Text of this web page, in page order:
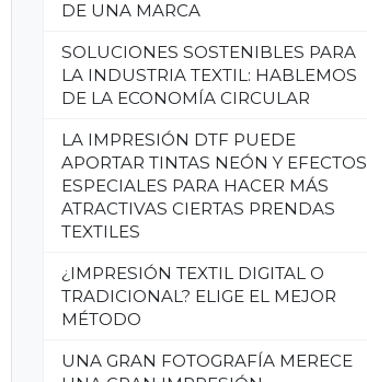
DE UNA MARCA
SOLUCIONES SOSTENIBLES PARA
LA INDUSTRIA TEXTIL: HABLEMOS
DE LA ECONOMÍA CIRCULAR
LA IMPRESIÓN DTF PUEDE
APORTAR TINTAS NEÓN Y EFECTOS
ESPECIALES PARA HACER MÁS
ATRACTIVAS CIERTAS PRENDAS
TEXTILES
¿IMPRESIÓN TEXTIL DIGITAL O
TRADICIONAL? ELIGE EL MEJOR
MÉTODO
UNA GRAN FOTOGRAFÍA MERECE